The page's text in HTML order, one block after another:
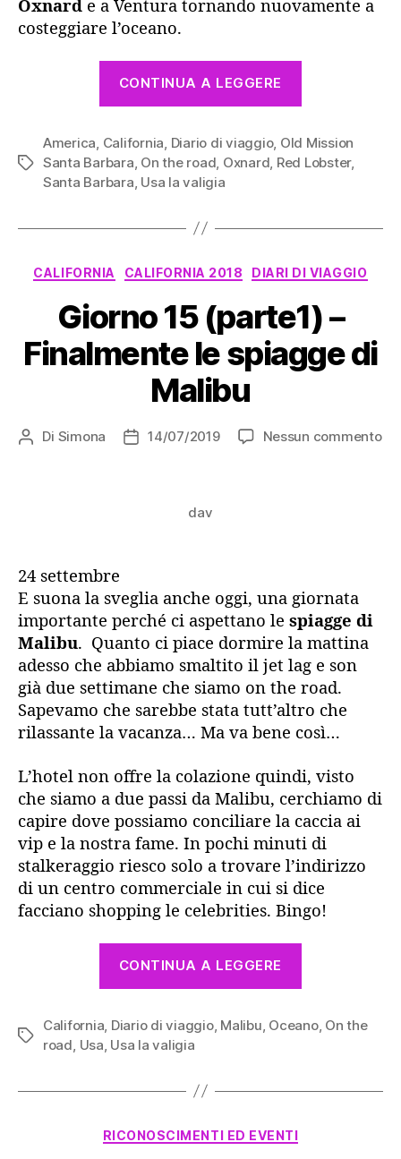
Oxnard e a Ventura tornando nuovamente a
costeggiare l’oceano.
CONTINUA A LEGGERE
–
Pronti
Barbara”
Tag
America, California, Diario di viaggio, Old Mission
Santa Barbara, On the road, Oxnard, Red Lobster,
Santa Barbara, Usa la valigia
Categorie
CALIFORNIA CALIFORNIA 2018 DIARI DI VIAGGIO
Giorno 15 (parte1) –
Finalmente le spiagge di
Malibu
Autore
Di Simona
Data14/07/2019 Nessun commentosu
dav
24 settembre
E suona la sveglia anche oggi, una giornata
importante perché ci aspettano le spiagge di
Malibu. Quanto ci piace dormire la mattina
adesso che abbiamo smaltito il jet lag e son
già due settimane che siamo on the road.
Sapevamo che sarebbe stata tutt’altro che
rilassante la vacanza… Ma va bene così…
L’hotel non offre la colazione quindi, visto
che siamo a due passi da Malibu, cerchiamo di
capire dove possiamo conciliare la caccia ai
vip e la nostra fame. In pochi minuti di
stalkeraggio riesco solo a trovare l’indirizzo
di un centro commerciale in cui si dice
facciano shopping le celebrities. Bingo!
CONTINUA A LEGGERE
–
Tag
California Diario di viaggio, Malibu Oceano, On the
road Usa Usa la valigia
Categorie
RICONOSCIMENTI ED EVENTI